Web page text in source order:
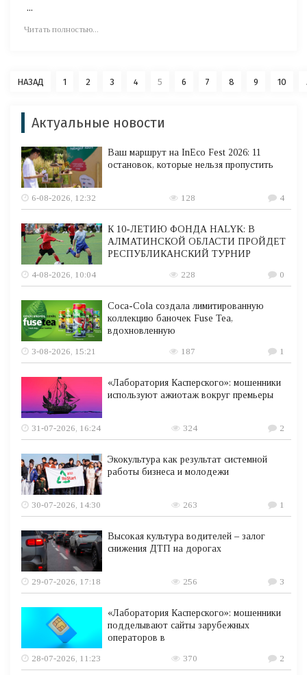
...
Читать полностью...
НАЗАД 1 2 3 4 5 6 7 8 9 10
Актуальные новости
Ваш маршрут на InEco Fest 2026: 11
остановок, которые нельзя пропустить
6-08-2026, 12:32 128 4
К 10-ЛЕТИЮ ФОНДА HALYK: В
АЛМАТИНСКОЙ ОБЛАСТИ ПРОЙДЕТ
РЕСПУБЛИКАНСКИЙ ТУРНИР
4-08-2026, 10:04
228 0
Coca-Cola создала лимитированную
коллекцию баночек Fuse Tea,
вдохновленную
3-08-2026, 15:21
187 1
«Лаборатория Касперского»: мошенники
используют ажиотаж вокруг премьеры
31-07-2026, 16:24 324 2
Экокультура как результат системной
работы бизнеса и молодежи
30-07-2026, 14:30 263 1
Высокая культура водителей – залог
снижения ДТП на дорогах
29-07-2026, 17:18 256 3
«Лаборатория Касперского»: мошенники
подделывают сайты зарубежных
операторов в
28-07-2026, 11:23
370 2